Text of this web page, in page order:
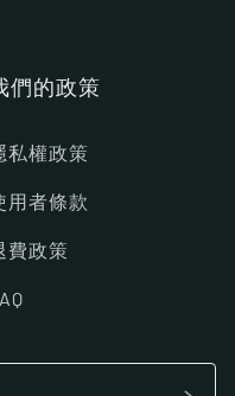
們的政策
私權政策
用者條款
費政策